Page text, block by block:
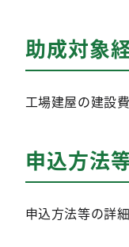
助成対象
工場建屋の建設
申込方法
申込方法等の詳細